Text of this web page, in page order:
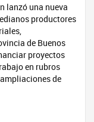
lanzó una nueva
productores
de Buenos
proyectos
en rubros
de